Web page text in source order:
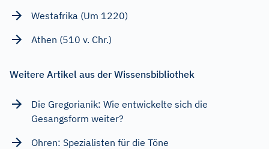
Westafrika (Um 1220)
Athen (510 v. Chr.)
Weitere Artikel aus der Wissensbibliothek
Die Gregorianik: Wie entwickelte sich die
Gesangsform weiter?
Ohren: Spezialisten für die Töne